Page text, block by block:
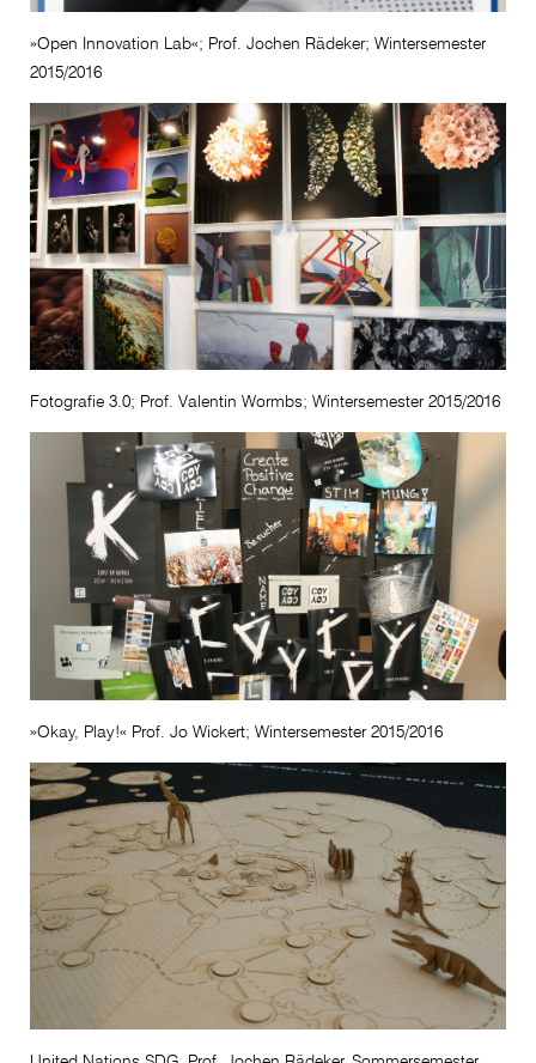
»Open Innovation Lab«; Prof. Jochen Rädeker; Wintersemester
2015/2016
Fotografie 3.0; Prof. Valentin Wormbs; Wintersemester 2015/2016
»Okay, Play!« Prof. Jo Wickert; Wintersemester 2015/2016